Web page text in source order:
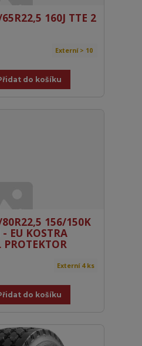
160J TTE 2
Externí > 10
do košíku
156/150K
EU KOSTRA
PROTEKTOR
Externí 4 ks
do košíku